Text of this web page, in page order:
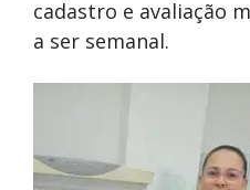
cadastro e avaliação
a ser semanal.